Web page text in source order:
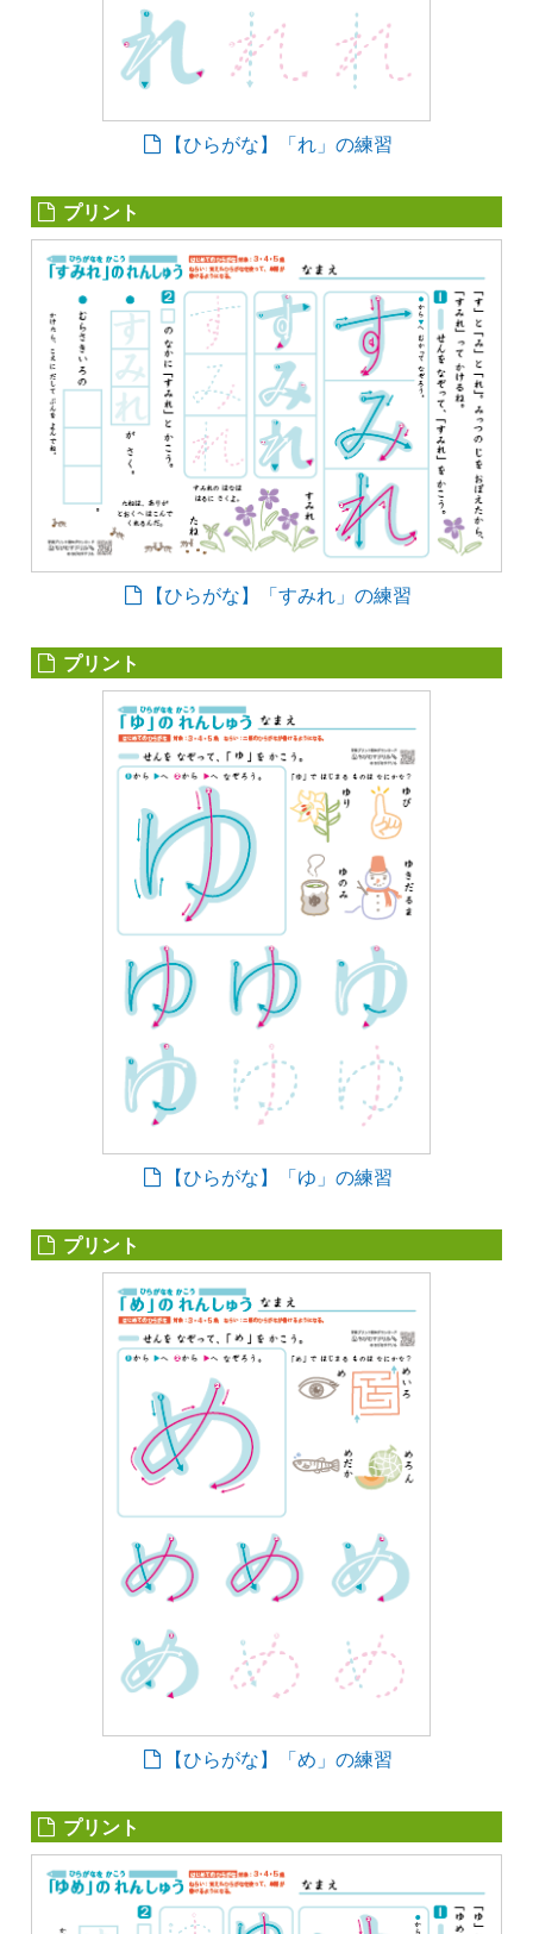
【ひらがな】「れ」の練習
プリント
【ひらがな】「すみれ」の練習
プリント
【ひらがな】「ゆ」の練習
プリント
【ひらがな】「め」の練習
プリント